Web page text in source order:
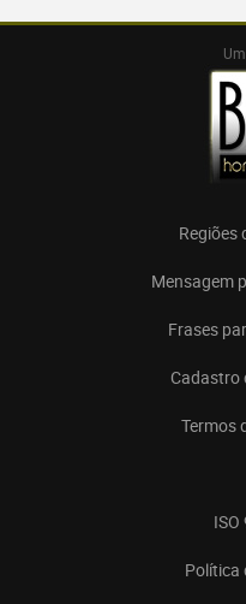
Regiões
Mensagem
Frases
Cadastro
Termos
Política